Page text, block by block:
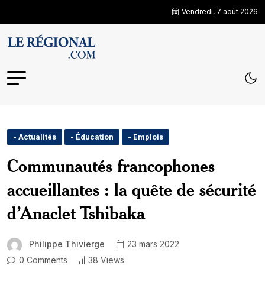
Vendredi, 7 août 2026
- Actualités - Éducation - Emplois
Communautés francophones
accueillantes : la quête de sécurité
d’Anaclet Tshibaka
Philippe Thivierge
23 mars 2022
0 Comments
38 Views